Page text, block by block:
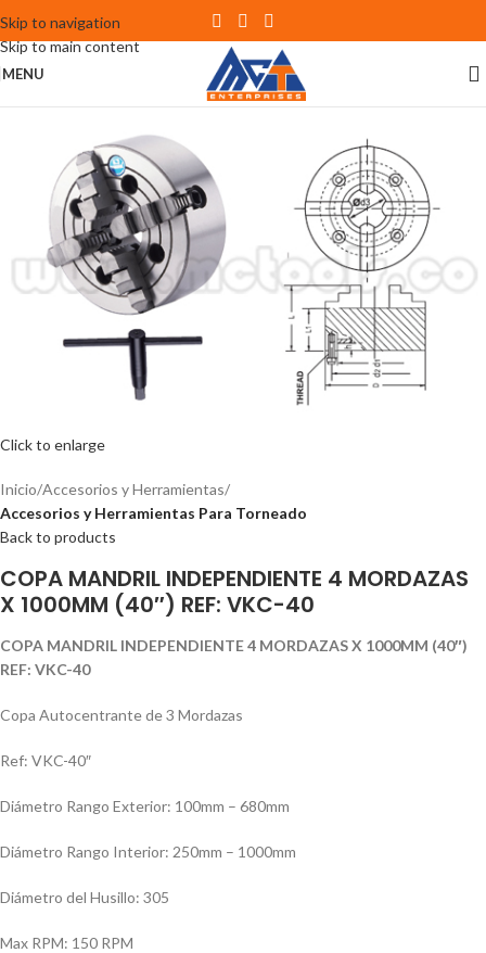
Skip to navigation
Skip to main content
MENU
Click to enlarge
Inicio Accesorios y Herramientas
Accesorios y Herramientas Para Torneado
Back to products
COPA MANDRIL INDEPENDIENTE 4 MORDAZAS
X 1000MM (40″) REF: VKC-40
COPA MANDRIL INDEPENDIENTE 4 MORDAZAS X 1000MM (40″)
REF: VKC-40
Copa Autocentrante de 3 Mordazas
Ref: VKC-40″
Diámetro Rango Exterior: 100mm – 680mm
Diámetro Rango Interior: 250mm – 1000mm
Diámetro del Husillo: 305
Max RPM: 150 RPM